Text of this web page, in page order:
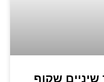
שיניים שקוף